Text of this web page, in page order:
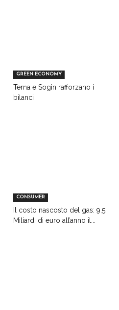
GREEN ECONOMY
Terna e Sogin rafforzano i
bilanci
CONSUMER
Il costo nascosto del gas: 9,5
Miliardi di euro all’anno il...